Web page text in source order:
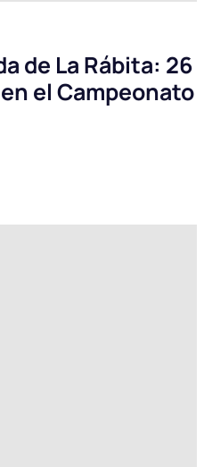
de La Rábita: 26
el Campeonato